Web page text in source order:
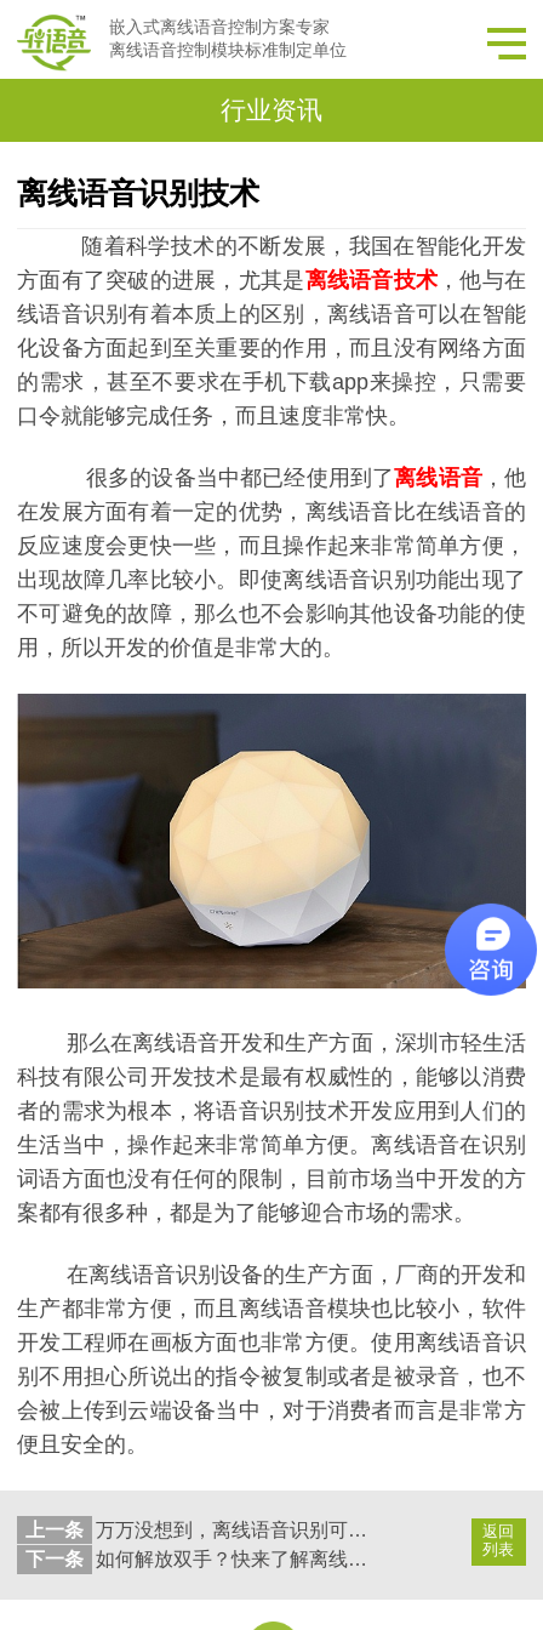
嵌入式离线语音控制方案专家
离线语音控制模块标准制定单位
行业资讯
离线语音识别技术
随着科学技术的不断发展，我国在智能化开发
方面有了突破的进展，尤其是离线语音技术 ，他与在
线语音识别有着本质上的区别，离线语音可以在智能
化设备方面起到至关重要的作用，而且没有网络方面
的需求，甚至不要求在手机下载app来操控，只需要
口令就能够完成任务，而且速度非常快。
很多的设备当中都已经使用到了离线语音，他
在发展方面有着一定的优势，离线语音比在线语音的
反应速度会更快一些，而且操作起来非常简单方便，
出现故障几率比较小。即使离线语音识别功能出现了
不可避免的故障，那么也不会影响其他设备功能的使
用，所以开发的价值是非常大的。
那么在离线语音开发和生产方面，深圳市轻生活
科技有限公司开发技术是最有权威性的，能够以消费
者的需求为根本，将语音识别技术开发应用到人们的
生活当中，操作起来非常简单方便。离线语音在识别
词语方面也没有任何的限制，目前市场当中开发的方
案都有很多种，都是为了能够迎合市场的需求。
在离线语音识别设备的生产方面，厂商的开发和
生产都非常方便，而且离线语音模块也比较小，软件
开发工程师在画板方面也非常方便。使用离线语音识
别不用担心所说出的指令被复制或者是被录音，也不
会被上传到云端设备当中，对于消费者而言是非常方
便且安全的。
返回
列表
上一条
万万没想到，离线语音识别可以这么玩
下一条
如何解放双手？快来了解离线语音智能家居系统！